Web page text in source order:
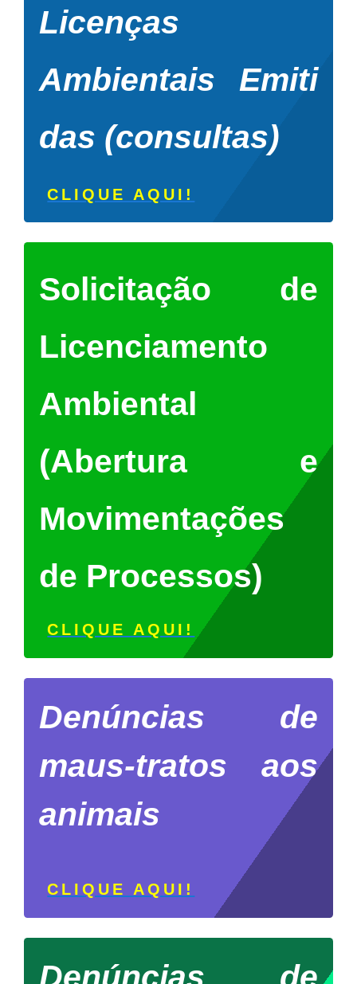
Licenças
Ambientais Emiti
das (consultas)
CLIQUE AQUI!
Solicitação de
Licenciamento
Ambiental
(Abertura e
Movimentações
de Processos)
CLIQUE AQUI!
Denúncias de
maus-tratos aos
animais
CLIQUE AQUI!